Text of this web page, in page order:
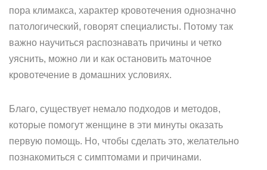
пора климакса, характер кровотечения однозначно
патологический, говорят специалисты. Потому так
важно научиться распознавать причины и четко
уяснить, можно ли и как остановить маточное
кровотечение в домашних условиях.
Благо, существует немало подходов и методов,
которые помогут женщине в эти минуты оказать
первую помощь. Но, чтобы сделать это, желательно
познакомиться с симптомами и причинами.